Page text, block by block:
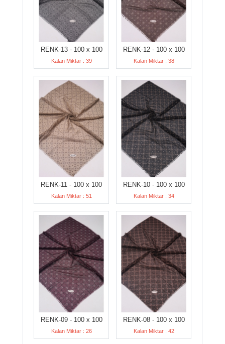
RENK-13 - 100 x 100
Kalan Miktar : 39
RENK-12 - 100 x 100
Kalan Miktar : 38
RENK-11 - 100 x 100
Kalan Miktar : 51
RENK-10 - 100 x 100
Kalan Miktar : 34
RENK-09 - 100 x 100
Kalan Miktar : 26
RENK-08 - 100 x 100
Kalan Miktar : 42